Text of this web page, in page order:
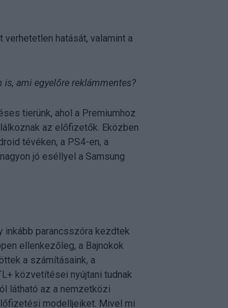
hatását, valamint a
ami egyelőre reklámmentes?
tierünk, ahol a Premiumhoz
az előfizetők. Eközben
tévéken, a PS4-en, a
jó eséllyel a Samsung
inkább parancsszóra kezdtek
ellenkezőleg, a Bajnokok
a számításaink, a
közvetítései nyújtani tudnak
látható az a nemzetközi
modelljeiket. Mivel mi